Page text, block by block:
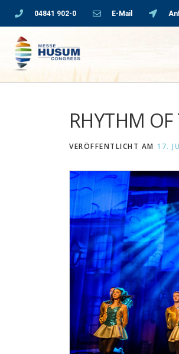
04841 902-0 E-Mail
RHYTHM OF
VERÖFFENTLICHT AM 17.